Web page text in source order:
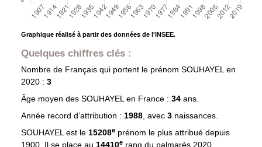
Graphique réalisé à partir des données de l'INSEE.
Quelques chiffres clés :
Nombre de Français qui portent le prénom SOUHAYELen
2020 : 3
Âge moyen des SOUHAYELen France : 34 ans.
Année record d’attribution : 1988, avec 3 naissances.
SOUHAYEL est le 15208eprénom le plus attribué depuis
1900. Il se place au 14410e rang du palmarès 2020.